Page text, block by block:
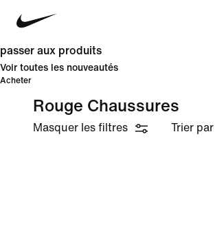
passer aux produits
Voir toutes les nouveautés
Acheter
Rouge Chaussures
Masquer les filtres Trier par